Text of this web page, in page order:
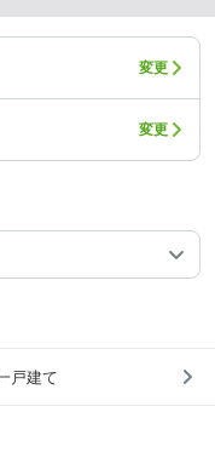
変更
変更
戸建て